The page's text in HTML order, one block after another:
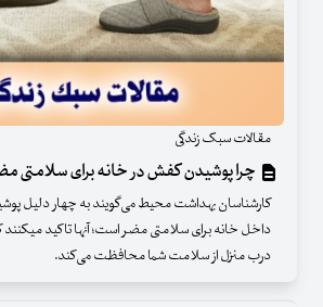
مقالات سبک زندگی
چرا پوشیدن کفش در خانه برای سلامتی
کارشناسان بهداشت محیط می‌گویند به چهار دلیل
داخل خانه برای سلامتی مضر است؛ آنها تاکید
درب منزل از سلامت شما محافظت می‌کند.